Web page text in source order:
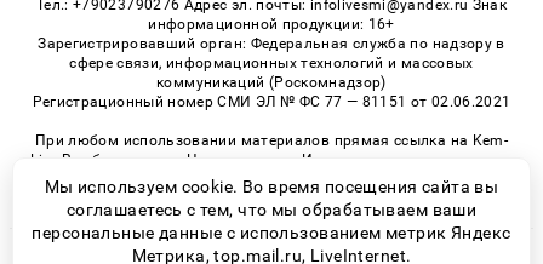
Тел.: +79023790276 Адрес эл. почты: infolivesmi@yandex.ru Знак
информационной продукции: 16+
Зарегистрировавший орган: Федеральная служба по надзору в
сфере связи, информационных технологий и массовых
коммуникаций (Роскомнадзор)
Регистрационный номер СМИ ЭЛ № ФС 77 — 81151 от 02.06.2021
При любом использовании материалов прямая ссылка на Kem-
Live.Ru обязательна. Цитирование в Интернете возможно только
при наличии письменного разрешения.
Мы используем cookie. Во время посещения сайта вы
соглашаетесь с тем, что мы обрабатываем ваши
персональные данные с использованием метрик Яндекс
Метрика, top.mail.ru, LiveInternet.